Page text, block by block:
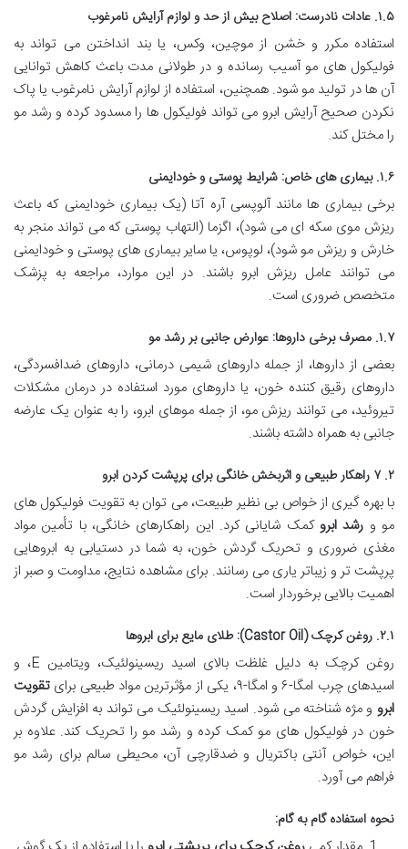
۱.۵. عادات نادرست: اصلاح بیش از حد و لوازم آرایش نامرغوب
استفاده مکرر و خشن از موچین، وکس، یا بند انداختن می تواند به
فولیکول های مو آسیب رسانده و در طولانی مدت باعث کاهش توانایی
آن ها در تولید مو شود. همچنین، استفاده از لوازم آرایش نامرغوب یا پاک
نکردن صحیح آرایش ابرو می تواند فولیکول ها را مسدود کرده و رشد مو
را مختل کند.
۱.۶. بیماری های خاص: شرایط پوستی و خودایمنی
برخی بیماری ها مانند آلوپسی آره آتا (یک بیماری خودایمنی که باعث
ریزش موی سکه ای می شود)، اگزما (التهاب پوستی که می تواند منجر به
خارش و ریزش مو شود)، لوپوس، یا سایر بیماری های پوستی و خودایمنی
می توانند عامل ریزش ابرو باشند. در این موارد، مراجعه به پزشک
متخصص ضروری است.
۱.۷. مصرف برخی داروها: عوارض جانبی بر رشد مو
بعضی از داروها، از جمله داروهای شیمی درمانی، داروهای ضدافسردگی،
داروهای رقیق کننده خون، یا داروهای مورد استفاده در درمان مشکلات
تیروئید، می توانند ریزش مو، از جمله موهای ابرو، را به عنوان یک عارضه
جانبی به همراه داشته باشند.
۲. ۷ راهکار طبیعی و اثربخش خانگی برای پرپشت کردن ابرو
با بهره گیری از خواص بی نظیر طبیعت، می توان به تقویت فولیکول های
مو و رشد ابرو کمک شایانی کرد. این راهکارهای خانگی، با تأمین مواد
مغذی ضروری و تحریک گردش خون، به شما در دستیابی به ابروهایی
پرپشت تر و زیباتر یاری می رسانند. برای مشاهده نتایج، مداومت و صبر از
اهمیت بالایی برخوردار است.
۲.۱. روغن کرچک (Castor Oil): طلای مایع برای ابروها
روغن کرچک به دلیل غلظت بالای اسید ریسینولئیک، ویتامین E، و
اسیدهای چرب امگا-۶ و امگا-۹، یکی از مؤثرترین مواد طبیعی برای
تقویت
ابرو و مژه شناخته می شود. اسید ریسینولئیک می تواند به افزایش گردش
خون در فولیکول های مو کمک کرده و رشد مو را تحریک کند. علاوه بر
این، خواص آنتی باکتریال و ضدقارچی آن، محیطی سالم برای رشد مو
فراهم می آورد.
نحوه استفاده گام به گام: